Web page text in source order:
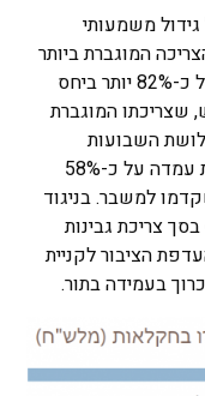
משמעותי
המוגברת ביותר
הייתה של בשר ועוף קפואים, שעמדה על כ-82% יותר ביחס
המוגברת
בשלושת השבועות
שקדמו למשבר; ושמן שצריכתו המוגברת עמדה על כ-58%
למשבר. בניגוד
לאלו, ניתן לראות כי חלה ירידה של כ-6% בסך צריכת גבינות
הציבור לקניית
בעמידה בתור.